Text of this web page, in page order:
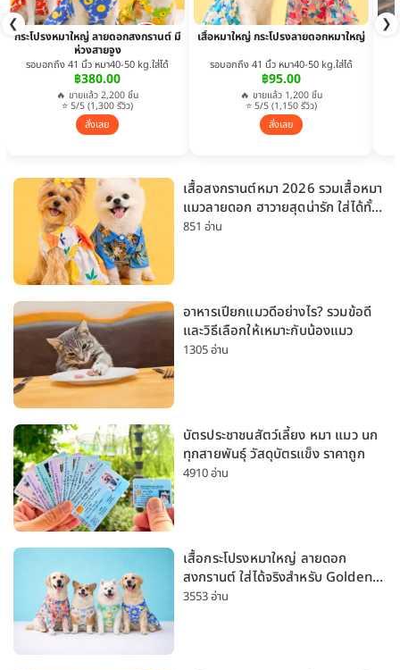
❮ ❯
กระโปรงหมาใหญ่ ลายดอกสงกรานต์ มี
ห่วงสายจูง
รอบอกถึง 41 นิ้ว หมา40-50 kg.ใส่ได้
฿380.00
🔥 ขายแล้ว 2,200 ชิ้น
⭐ 5/5 (1,300 รีวิว)
สั่งเลย
เสื้อหมาใหญ่ กระโปรงลายดอกหมาใหญ่
รอบอกถึง 41 นิ้ว หมา40-50 kg.ใส่ได้
฿95.00
🔥 ขายแล้ว 1,200 ชิ้น
⭐ 5/5 (1,150 รีวิว)
สั่งเลย
เสื้อสงกรานต์หมา 2026 รวมเสื้อหมา
แมวลายดอก ฮาวายสุดน่ารัก ใส่ได้ทั้ง
หมาเล็กและหมาใหญ่
851 อ่าน
อาหารเปียกแมวดีอย่างไร? รวมข้อดี
และวิธีเลือกให้เหมาะกับน้องแมว
1305 อ่าน
บัตรประชาชนสัตว์เลี้ยง หมา แมว นก
ทุกสายพันธุ์ วัสดุบัตรแข็ง ราคาถูก
4910 อ่าน
เสื้อกระโปรงหมาใหญ่ ลายดอก
สงกรานต์ ใส่ได้จริงสำหรับ Golden
Husky Labrador [อัปเดต 2026]
3553 อ่าน